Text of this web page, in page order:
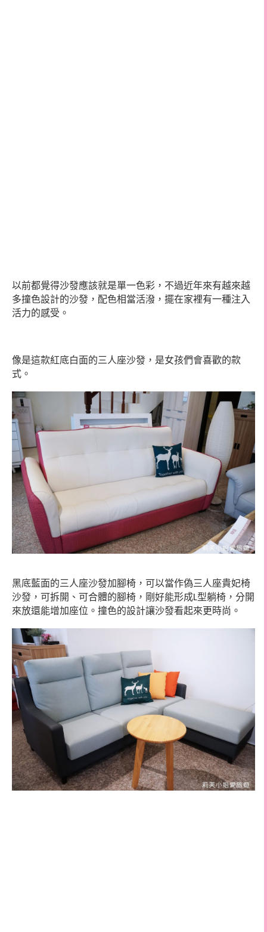
以前都覺得沙發應該就是單一色彩，不過近年來有越來越
多撞色設計的沙發，配色相當活潑，擺在家裡有一種注入
活力的感受。
像是這款紅底白面的三人座沙發，是女孩們會喜歡的款
式。
黑底藍面的三人座沙發加腳椅，可以當作偽三人座貴妃椅
沙發，可拆開、可合體的腳椅，剛好能形成L型躺椅，分開
來放還能增加座位。撞色的設計讓沙發看起來更時尚。